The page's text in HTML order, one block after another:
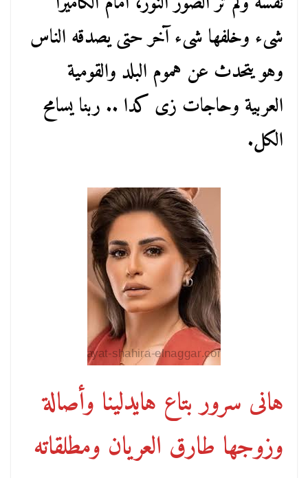
شىء وخلفها شىء آخر حتى يصدقه الناس
وهو يتحدث عن هموم البلد والقومية
العربية وحاجات زى كدا .. ربنا يسامح
الكل.
هانى سرور بتاع هايدلينا وأصالة
وزوجها طارق العريان ومطلقاته